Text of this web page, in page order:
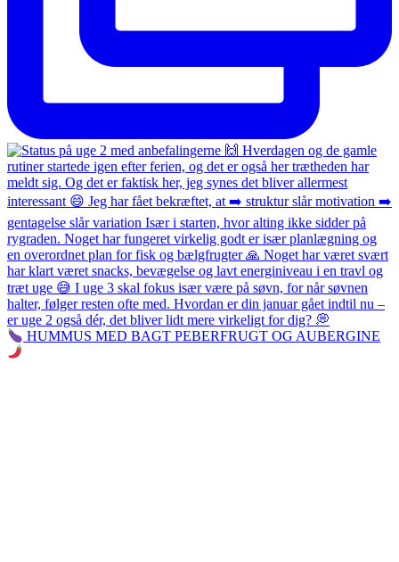
HUMMUS MED BAGT PEBERFRUGT OG AUBERGINE